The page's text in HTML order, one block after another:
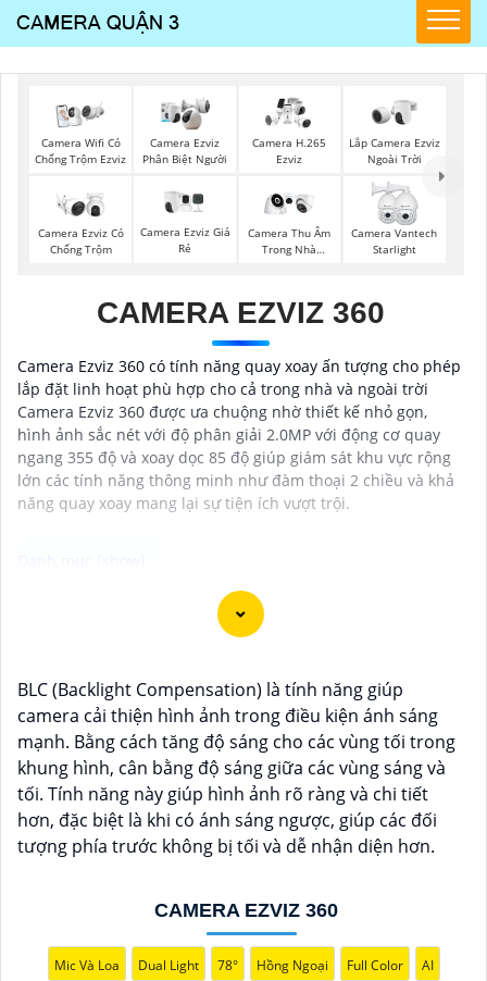
Camera Wifi Có
Chống Trộm Ezviz
Camera Ezviz
Phân Biệt Người
Camera H.265
Ezviz
Lắp Camera Ezviz
Ngoài Trời
Camera Ezviz Có
Chống Trộm
Camera Ezviz Giá
Rẻ
Camera Thu Âm
Trong Nhà
Camera Vantech
Starlight
CAMERA EZVIZ 360
Camera Ezviz 360 có tính năng quay xoay ấn tượng cho phép
lắp đặt linh hoạt phù hợp cho cả trong nhà và ngoài trời
Camera Ezviz 360 được ưa chuộng nhờ thiết kế nhỏ gọn,
hình ảnh sắc nét với độ phân giải 2.0MP với động cơ quay
ngang 355 độ và xoay dọc 85 độ giúp giám sát khu vực rộng
lớn các tính năng thông minh như đàm thoại 2 chiều và khả
năng quay xoay mang lại sự tiện ích vượt trội.
"Camera wifi 360 với độ phân giải cao, vượt trội, mang
đến hình ảnh sắc nét và rõ ràng giúp bạn giám sát mọi
năng xoay 360 độ, camera sẽ ghi lại mọi diễn biến
trong phạm vi quét mà không bỏ sót bất kỳ chi tiết
nào. Cài đặt và sử dụng camera qua kết nối wifi cũng
rất tiện lợi, bạn có thể theo dõi từ xa thông qua ứng
dụng di động một cách đơn giản. Camera wifi 360 là sự
lựa chọn hoàn hảo để bảo vệ nhà cửa, văn phòng
hoặc cửa hàng của bạn 24/7 mà không phải lo lắng về
đại và an ninh tối ưu với Camera wifi 360 hình ảnh sắc
nét của chúng tôi ngay hôm nay!"
BLC (Backlight Compensation) là tính năng giúp
camera cải thiện hình ảnh trong điều kiện ánh sáng
mạnh. Bằng cách tăng độ sáng cho các vùng tối trong
khung hình, cân bằng độ sáng giữa các vùng sáng và
tối. Tính năng này giúp hình ảnh rõ ràng và chi tiết
hơn, đặc biệt là khi có ánh sáng ngược, giúp các đối
tượng phía trước không bị tối và dễ nhận diện hơn.
CAMERA EZVIZ 360
Mic Và Loa Dual Light 78° Hồng Ngoại Full Color AI